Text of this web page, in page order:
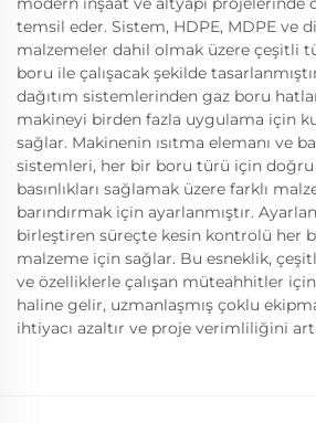
temsil eder. Sistem, HDPE, MDPE ve
malzemeler dahil olmak üzere çeşitli
boru ile çalışacak şekilde
dağıtım sistemlerinden gaz boru
makineyi birden fazla uygulama için
sağlar. Makinenin ısıtma elemanı ve
sistemleri, her bir boru türü için doğru
basınlıkları sağlamak üzere farklı
barındırmak için ayarlanmıştır.
birleştiren süreçte kesin kontrolü her
malzeme için sağlar. Bu esneklik,
ve özelliklerle çalışan müteahhitler
haline gelir, uzmanlaşmış çoklu
ihtiyacı azaltır ve proje verimliliğini